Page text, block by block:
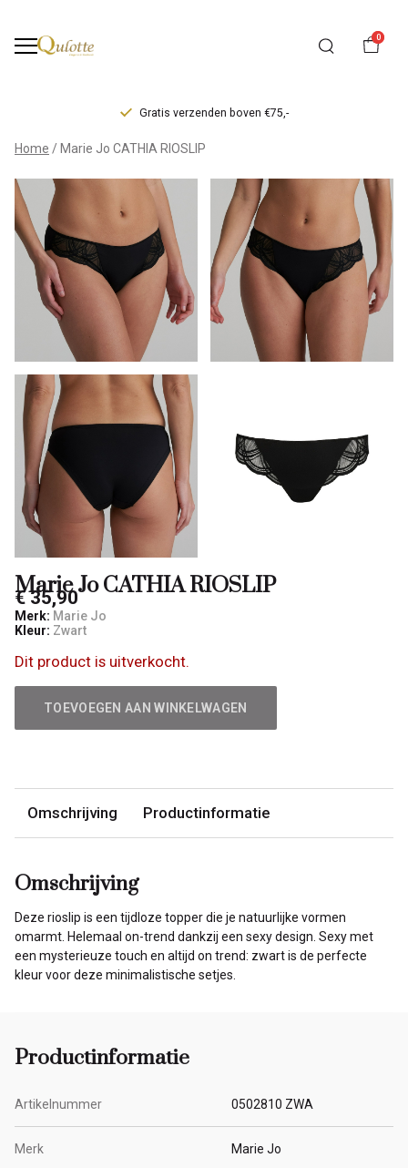
0
Gratis verzenden boven €75,-
Marie
Jo
CATHIA
RIOSLIP
Qulotte
Home Marie Jo CATHIA RIOSLIP
Marie Jo CATHIA RIOSLIP
€ 35,90
Merk: Marie Jo
Kleur: Zwart
Dit product is uitverkocht.
TOEVOEGEN AAN WINKELWAGEN
Omschrijving Productinformatie
Omschrijving
Deze rioslip is een tijdloze topper die je natuurlijke vormen
omarmt. Helemaal on-trend dankzij een sexy design. Sexy met
een mysterieuze touch en altijd on trend: zwart is de perfecte
kleur voor deze minimalistische setjes.
Productinformatie
Artikelnummer 0502810 ZWA
Merk Marie Jo